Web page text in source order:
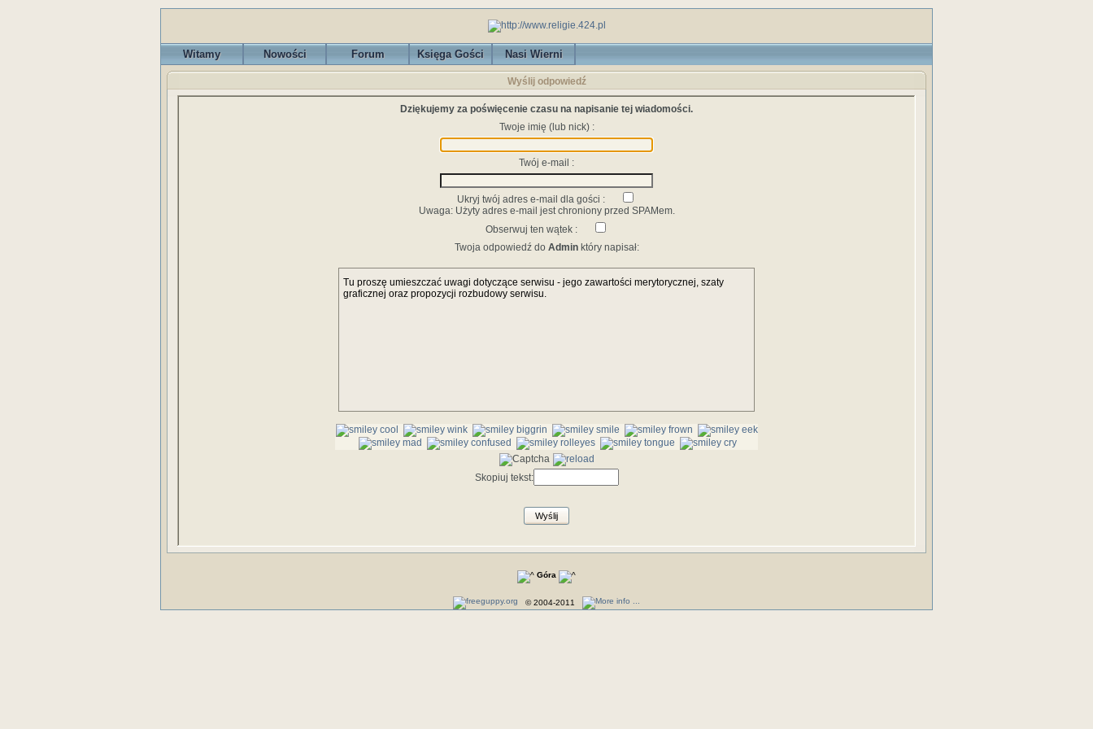
Witamy Nowości Forum Księga Gości Nasi Wierni
Wyślij odpowiedź
Dziękujemy za poświęcenie czasu na napisanie tej wiadomości.
Twoje imię (lub nick) :
Twój e-mail :
Ukryj twój adres e-mail dla gości :
Uwaga: Użyty adres e-mail jest chroniony przed SPAMem.
Obserwuj ten wątek :
Twoja odpowiedź do Adminktóry napisał:
Tu proszę umieszczać uwagi dotyczące serwisu - jego zawartości merytorycznej, szaty
graficznej oraz propozycji rozbudowy serwisu.
Skopiuj tekst:
Wyślij
Góra
© 2004-2011